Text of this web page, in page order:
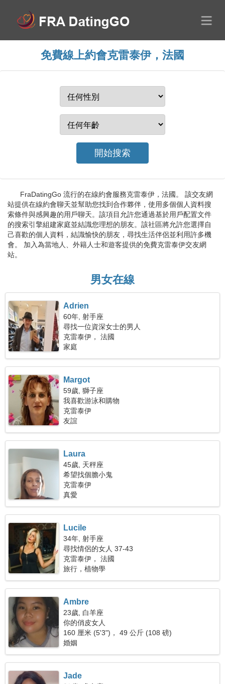
免費線上約會克雷泰伊，法國
FraDatingGo 流行的在線約會服務克雷泰伊，法國。 該交友網
站提供在線約會聊天並幫助您找到合作夥伴，使用多個個人資料搜
索條件與感興趣的用戶聊天。該項目允許您通過基於用戶配置文件
的搜索引擎組建家庭並結識您理想的朋友。該社區將允許您選擇自
己喜歡的個人資料，結識愉快的朋友，尋找生活伴侶並利用許多機
會。 加入為當地人、外籍人士和遊客提供的免費克雷泰伊交友網
站。
男女在線
Adrien
60年, 射手座
尋找一位資深女士的男人
克雷泰伊， 法國
家庭
Margot
59歲, 獅子座
我喜歡游泳和購物
克雷泰伊
友誼
Laura
45歲, 天秤座
希望找個膽小鬼
克雷泰伊
真愛
Lucile
34年, 射手座
尋找情侶的女人 37-43
克雷泰伊， 法國
旅行，植物學
Ambre
23歲, 白羊座
你的俏皮女人
160 厘米 (5'3")， 49 公斤 (108 磅)
婚姻
Jade